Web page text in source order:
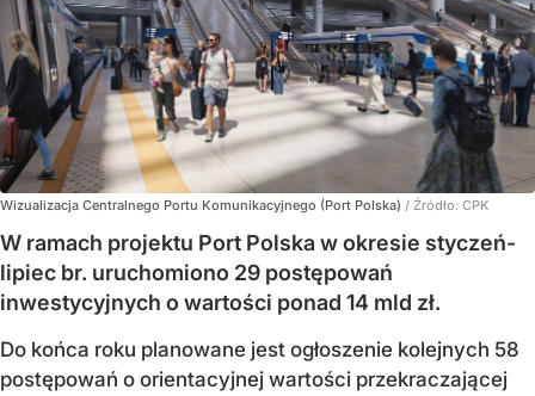
Wizualizacja Centralnego Portu Komunikacyjnego (Port Polska) / Źródło: CPK
W ramach projektu Port Polska w okresie styczeń-
lipiec br. uruchomiono 29 postępowań
inwestycyjnych o wartości ponad 14 mld zł.
Do końca roku planowane jest ogłoszenie kolejnych 58
postępowań o orientacyjnej wartości przekraczającej